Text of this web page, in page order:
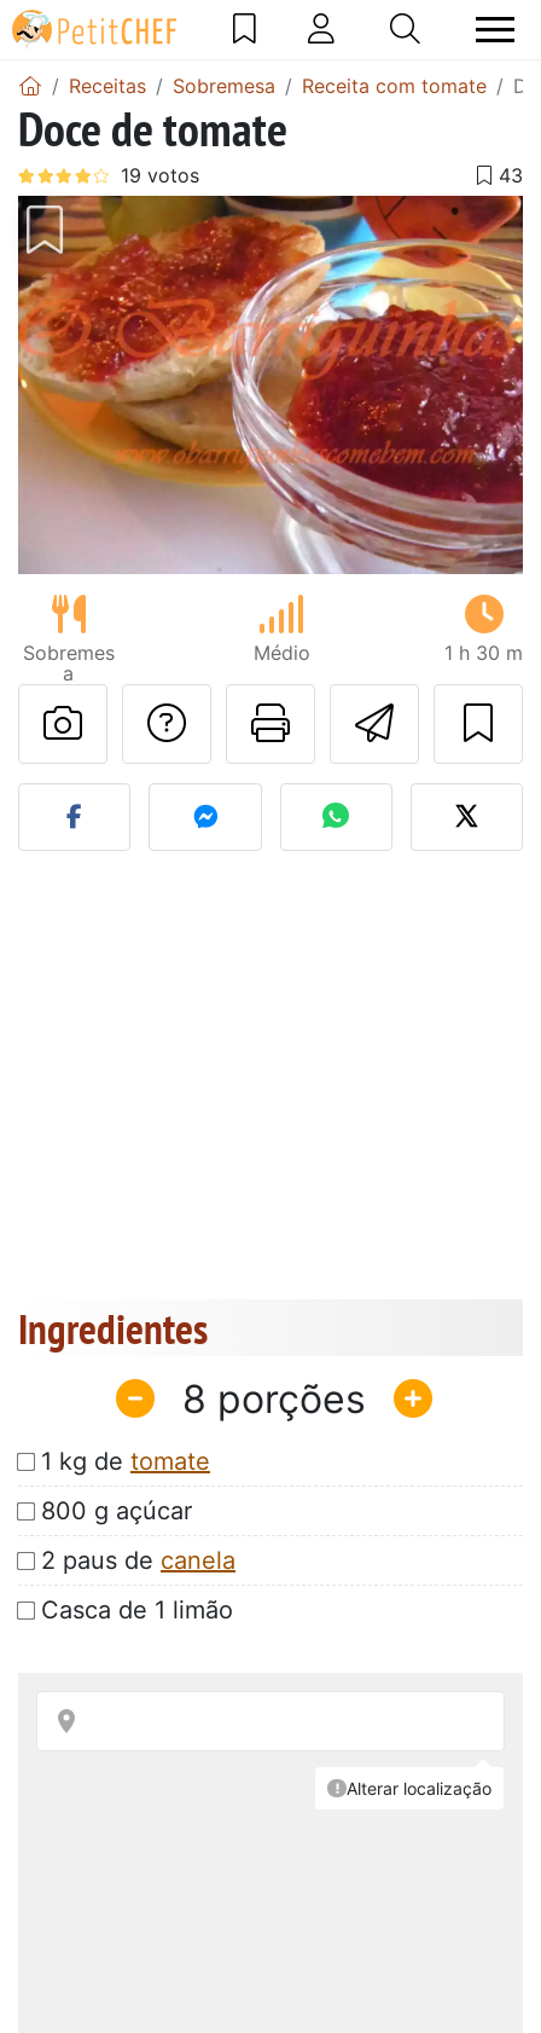
Receitas Sobremesa Receita com tomate
Doce de tomate
Sobremes
a
Médio 1 h 30 m
Imprima
Falar com o autor
Fez esta receita?
Ingredientes
8
1 kg de tomate
800 g açúcar
2 paus de canela
Casca de 1 limão